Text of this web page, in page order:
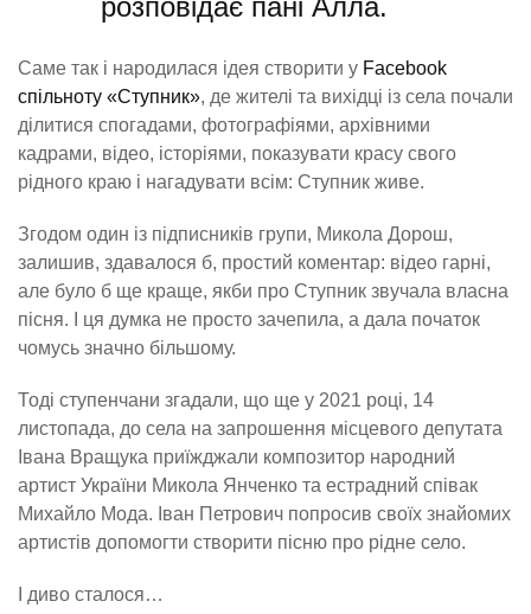
розповідає пані Алла.
Саме так і народилася ідея створити у Facebook
спільноту «Ступник», де жителі та вихідці із села почали
ділитися спогадами, фотографіями, архівними
кадрами, відео, історіями, показувати красу свого
рідного краю і нагадувати всім: Ступник живе.
Згодом один із підписників групи, Микола Дорош,
залишив, здавалося б, простий коментар: відео гарні,
але було б ще краще, якби про Ступник звучала власна
пісня. І ця думка не просто зачепила, а дала початок
чомусь значно більшому.
Тоді ступенчани згадали, що ще у 2021 році, 14
листопада, до села на запрошення місцевого депутата
Івана Вращука приїжджали композитор народний
артист України Микола Янченко та естрадний співак
Михайло Мода. Іван Петрович попросив своїх знайомих
артистів допомогти створити пісню про рідне село.
І диво сталося…